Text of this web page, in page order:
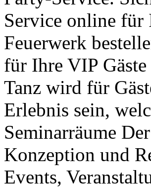
Service online für
Feuerwerk
für Ihre VIP
Tanz wird für
Erlebnis sein,
Seminarräume
Konzeption und
Events,